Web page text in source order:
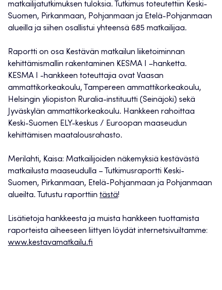
matkailijatutkimuksen tuloksia. Tutkimus toteutettiin Keski-
Suomen, Pirkanmaan, Pohjanmaan ja Etelä-Pohjanmaan
alueilla ja siihen osallistui yhteensä 685 matkailijaa.
Raportti on osa Kestävän matkailun liiketoiminnan
kehittämismallin rakentaminen KESMA I –hanketta.
KESMA I -hankkeen toteuttajia ovat Vaasan
ammattikorkeakoulu, Tampereen ammattikorkeakoulu,
Helsingin yliopiston Ruralia-instituutti (Seinäjoki) sekä
Jyväskylän ammattikorkeakoulu. Hankkeen rahoittaa
Keski-Suomen ELY-keskus / Euroopan maaseudun
kehittämisen maatalousrahasto.
Merilahti, Kaisa: Matkailijoiden näkemyksiä kestävästä
matkailusta maaseudulla – Tutkimusraportti Keski-
Suomen, Pirkanmaan, Etelä-Pohjanmaan ja Pohjanmaan
alueilta. Tutustu raporttiin tästä!
Lisätietoja hankkeesta ja muista hankkeen tuottamista
raporteista aiheeseen liittyen löydät internetsivuiltamme:
www.kestavamatkailu.fi